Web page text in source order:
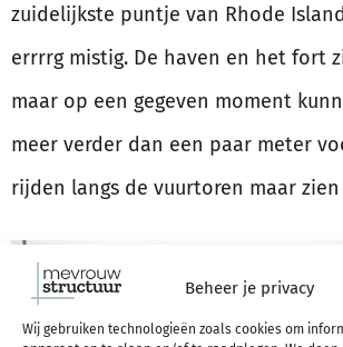
Beheer je privacy
Wij gebruiken technologieën zoals cookies om
zuidelijkste puntje van Rhode
errrrg mistig. De haven en het fort
maar op een gegeven moment
meer verder dan een paar meter
rijden langs de vuurtoren maar